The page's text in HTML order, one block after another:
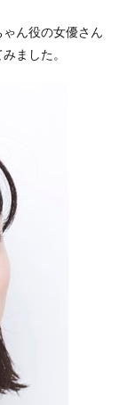
ん役の女優さん
ました。